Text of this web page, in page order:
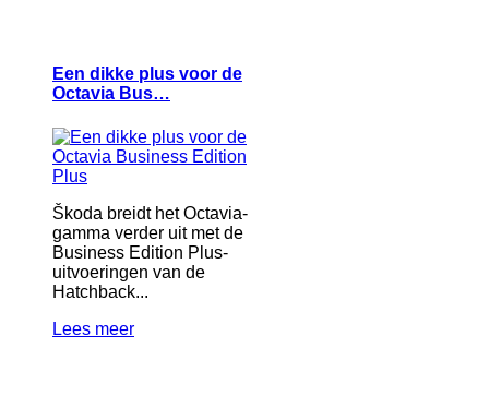
Een dikke plus voor de
Octavia Bus…
Škoda breidt het Octavia-
gamma verder uit met de
Business Edition Plus-
uitvoeringen van de
Hatchback...
Lees meer